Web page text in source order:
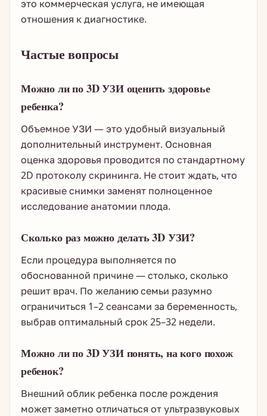
это коммерческая услуга, не имеющая
отношения к диагностике.
Частые вопросы
Можно ли по 3D УЗИ оценить здоровье
ребенка?
Объемное УЗИ — это удобный визуальный
дополнительный инструмент. Основная
оценка здоровья проводится по стандартному
2D протоколу скрининга. Не стоит ждать, что
красивые снимки заменят полноценное
исследование анатомии плода.
Сколько раз можно делать 3D УЗИ?
Если процедура выполняется по
обоснованной причине — столько, сколько
решит врач. По желанию семьи разумно
ограничиться 1–2 сеансами за беременность,
выбрав оптимальный срок 25–32 недели.
Можно ли по 3D УЗИ понять, на кого похож
ребенок?
Внешний облик ребенка после рождения
может заметно отличаться от ультразвуковых